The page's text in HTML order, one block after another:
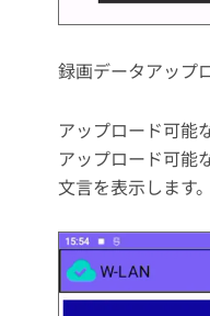
録画データアップ
アップロード可能
アップロード可能
文言を表示します。